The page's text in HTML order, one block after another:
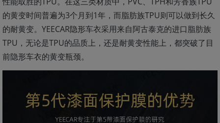
的黄变时间普遍为3个月到1年，而脂肪族TPU则可以做到长久
的耐黄变。YEECAR隐形车衣采用来自阿古泰克的进口脂肪族
TPU，无论是TPU的品质上，还是耐黄变性能上，都突破了目
前隐形车衣的黄变瓶颈。